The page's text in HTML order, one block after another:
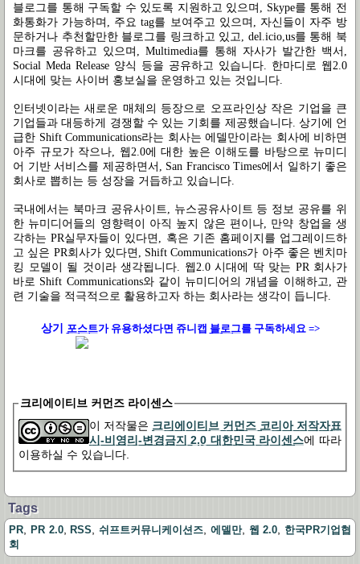
블로그를 통해 구독할 수 있도록 지원하고 있으며, Skype를 통해 전
화통화가 가능하며, 주요 tag를 보여주고 있으며, 자신들이 자주 방
문하거나 추천할만한 블로그를 링크하고 있고, del.icio,us를 통해 북
마크를 공유하고 있으며, Multimedia를 통해 자사가 발간한 백서,
Social Meda Release 양식 등을 공유하고 있습니다. 한마디로 웹2.0
시대에 맞는 사이버 홍보실을 운영하고 있는 것입니다.
인터넷이라는 새로운 매체의 등장으로 오프라인상 작은 기업을 큰
기업들과 대등하게 경쟁할 수 있는 기회를 제공했습니다. 상기에 언
급한 Shift Communications라는 회사는 에델만이라는 회사에 비하면
아주 규모가 작으나, 웹2.0에 대한 높은 이해도를 바탕으로 뉴미디
어 기반 서비스를 제공하면서, San Francisco Times에서 일하기 좋은
회사로 뽑히는 등 성장을 거듭하고 있습니다.
국내에서는 북마크 공유사이트, 뉴스공유사이트 등 정보 공유를 위
한 뉴미디어들의 영향력이 아직 높지 않은 편이나, 만약 창업을 생
각하는 PR실무자들이 있다면, 혹은 기존 홈페이지를 업그레이드하
고 싶은 PR회사가 있다면, Shift Communications가 아주 좋은 벤치마
킹 모델이 될 것이라 생각됩니다. 웹2.0 시대에 딱 맞는 PR 회사가
바로 Shift Communications와 같이 뉴미디어의 개념을 이해하고, 관
련 기술을 적극적으로 활용하고자 하는 회사라는 생각이 듭니다.
상기 포스트가유용하셨다면 쥬니캡 블로그를 구독하세요 =>
크리에이티브 커먼즈 라이센스
이 저작물은 크리에이티브 커먼즈 코리아 저작자표
시-비영리-변경금지 2.0 대한민국 라이센스에 따라
이용하실 수 있습니다.
Tags
PR PR 2.0,RSS 쉬프트커뮤니케이션즈 에델만, 웹 2.0
한국PR기업협
회